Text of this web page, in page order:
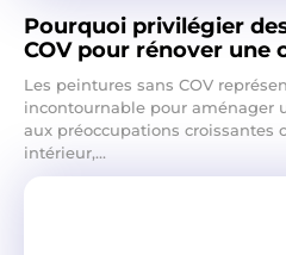
Pourquoi privilégier
COV pour rénover une
Les peintures sans COV
incontournable pour aménager
aux préoccupations croissantes
intérieur,...